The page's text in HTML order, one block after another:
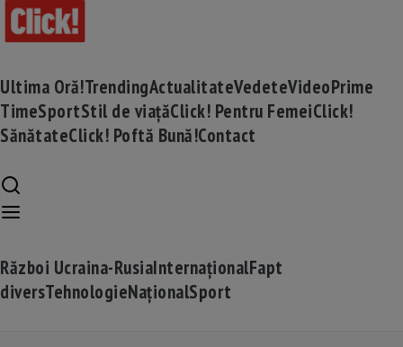
Ultima Oră!TrendingActualitateVedeteVideoPrime
TimeSportStil de viațăClick! Pentru FemeiClick!
SănătateClick! Poftă Bună!Contact
Război Ucraina-RusiaInternaționalFapt
diversTehnologieNaționalSport